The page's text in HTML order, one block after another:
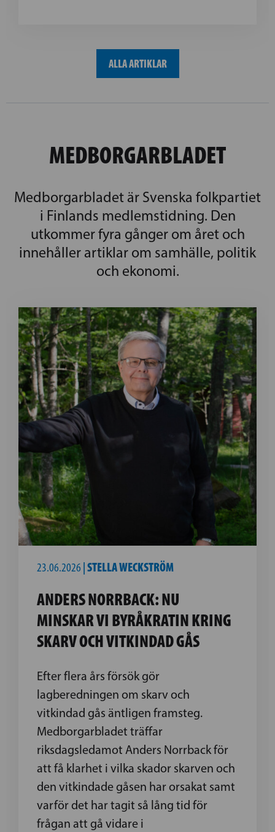
ALLA ARTIKLAR
MEDBORGARBLADET
Medborgarbladet är Svenska folkpartiet
i Finlands medlemstidning. Den
utkommer fyra gånger om året och
innehåller artiklar om samhälle, politik
och ekonomi.
23.06.2026 |STELLA WECKSTRÖM
ANDERS NORRBACK: NU
MINSKAR VI BYRÅKRATIN KRING
SKARV OCH VITKINDAD GÅS
Efter flera års försök gör
lagberedningen om skarv och
vitkindad gås äntligen framsteg.
Medborgarbladet träffar
riksdagsledamot Anders Norrback för
att få klarhet i vilka skador skarven och
den vitkindade gåsen har orsakat samt
varför det har tagit så lång tid för
frågan att gå vidare i